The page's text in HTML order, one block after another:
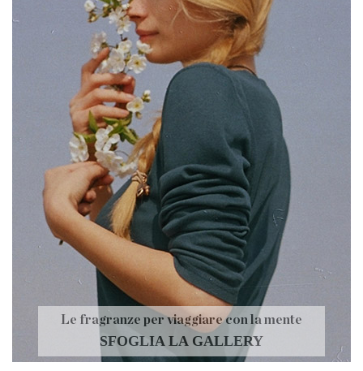
Le fragranze per viaggiare con la mente
SFOGLIA LA GALLERY